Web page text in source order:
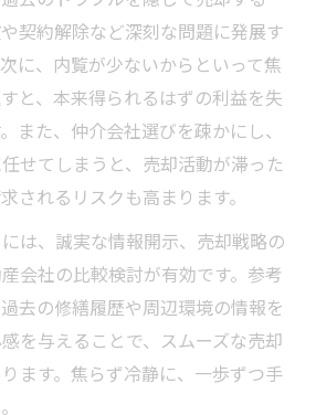
契約解除など深刻な問題に発展す
に、内覧が少ないからといって焦
と、本来得られるはずの利益を失
また、仲介会社選びを疎かにし、
せてしまうと、売却活動が滞った
されるリスクも高まります。
は、誠実な情報開示、売却戦略の
会社の比較検討が有効です。参考
去の修繕履歴や周辺環境の情報を
を与えることで、スムーズな売却
ます。焦らず冷静に、一歩ずつ手